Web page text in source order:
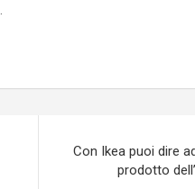
Con Ikea puoi dire
prodotto